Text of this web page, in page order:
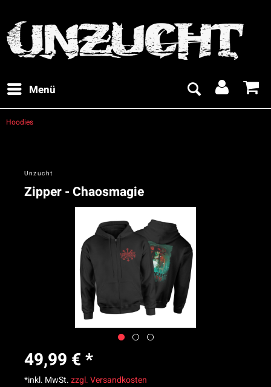
Menü
Hoodies
Unzucht
Zipper - Chaosmagie
49,99 € *
*inkl. MwSt.zzgl. Versandkosten